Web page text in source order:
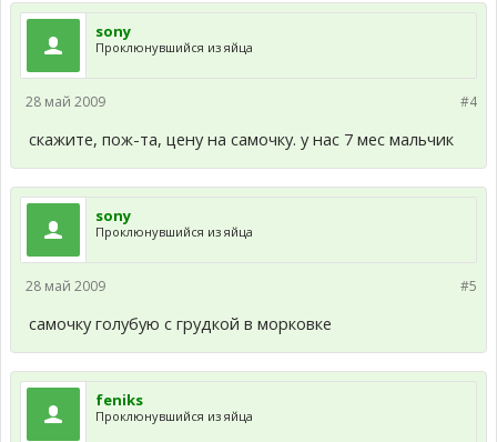
sony
Проклюнувшийся из яйца
#4
28 май 2009
скажите, пож-та, цену на самочку. у нас 7 мес мальчик
sony
Проклюнувшийся из яйца
#5
28 май 2009
самочку голубую с грудкой в морковке
feniks
Проклюнувшийся из яйца